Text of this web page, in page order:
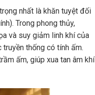
nhất là khăn tuyệt đối
Trong phong thủy,
và suy giảm linh khí của
thống có tính ấm.
ấm, giúp xua tan âm khí